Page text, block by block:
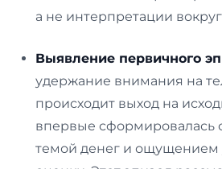
а не интерпретации
Выявление первичного
удержание внимания на
происходит выход на
впервые сформировалась
темой денег и ощущением